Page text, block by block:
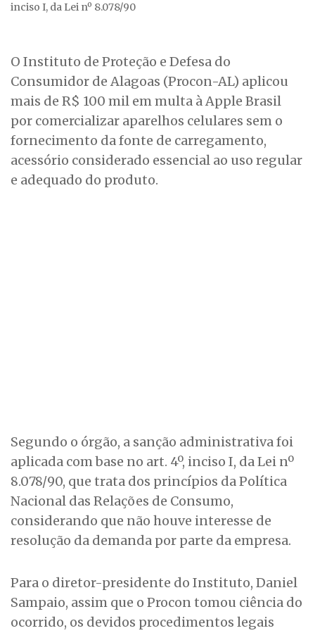
inciso I, da Lei nº 8.078/90
O Instituto de Proteção e Defesa do
Consumidor de Alagoas (Procon-AL) aplicou
mais de R$ 100 mil em multa à Apple Brasil
por comercializar aparelhos celulares sem o
fornecimento da fonte de carregamento,
acessório considerado essencial ao uso regular
e adequado do produto.
Segundo o órgão, a sanção administrativa foi
aplicada com base no art. 4º, inciso I, da Lei nº
8.078/90, que trata dos princípios da Política
Nacional das Relações de Consumo,
considerando que não houve interesse de
resolução da demanda por parte da empresa.
Para o diretor-presidente do Instituto, Daniel
Sampaio, assim que o Procon tomou ciência do
ocorrido, os devidos procedimentos legais